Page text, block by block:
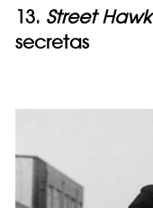
13. Street Hawk
secretas